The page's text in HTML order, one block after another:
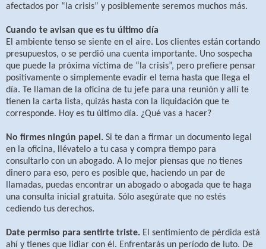
afectados por “la crisis” y posiblemente seremos muchos más.
Cuando te avisan que es tu último día
El ambiente tenso se siente en el aire. Los clientes están cortando
presupuestos, o se perdió una cuenta importante. Uno sospecha
que puede la próxima víctima de “la crisis”, pero prefiere pensar
positivamente o simplemente evadir el tema hasta que llega el
día. Te llaman de la oficina de tu jefe para una reunión y allí te
tienen la carta lista, quizás hasta con la liquidación que te
corresponde. Hoy es tu último día. ¿Qué vas a hacer?
No firmes ningún papel. Si te dan a firmar un documento legal
en la oficina, llévatelo a tu casa y compra tiempo para
consultarlo con un abogado. A lo mejor piensas que no tienes
dinero para eso, pero es posible que, haciendo un par de
llamadas, puedas encontrar un abogado o abogada que te haga
una consulta inicial gratuita. Sólo asegúrate que no estés
cediendo tus derechos.
Date permiso para sentirte triste. El sentimiento de pérdida está
ahí y tienes que lidiar con él. Enfrentarás un período de luto. De